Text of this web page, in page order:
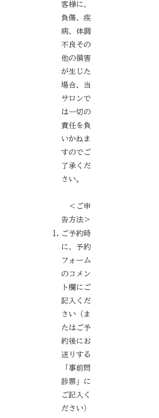
客様に、
負傷、疾
病、体調
不良その
他の損害
が生じた
場合、当
サロンで
は一切の
責任を負
いかねま
すのでご
了承くだ
さい。
＜ご申
告方法＞
ご予約時
に、予約
フォーム
のコメン
ト欄にご
記入くだ
さい（ま
たはご予
約後にお
送りする
「事前問
診票」に
ご記入く
ださい）